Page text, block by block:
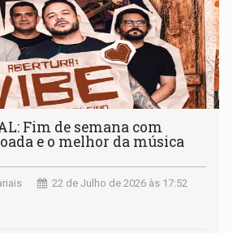
Fim de semana com
e o melhor da música
22 de Julho de 2026 às 17:52